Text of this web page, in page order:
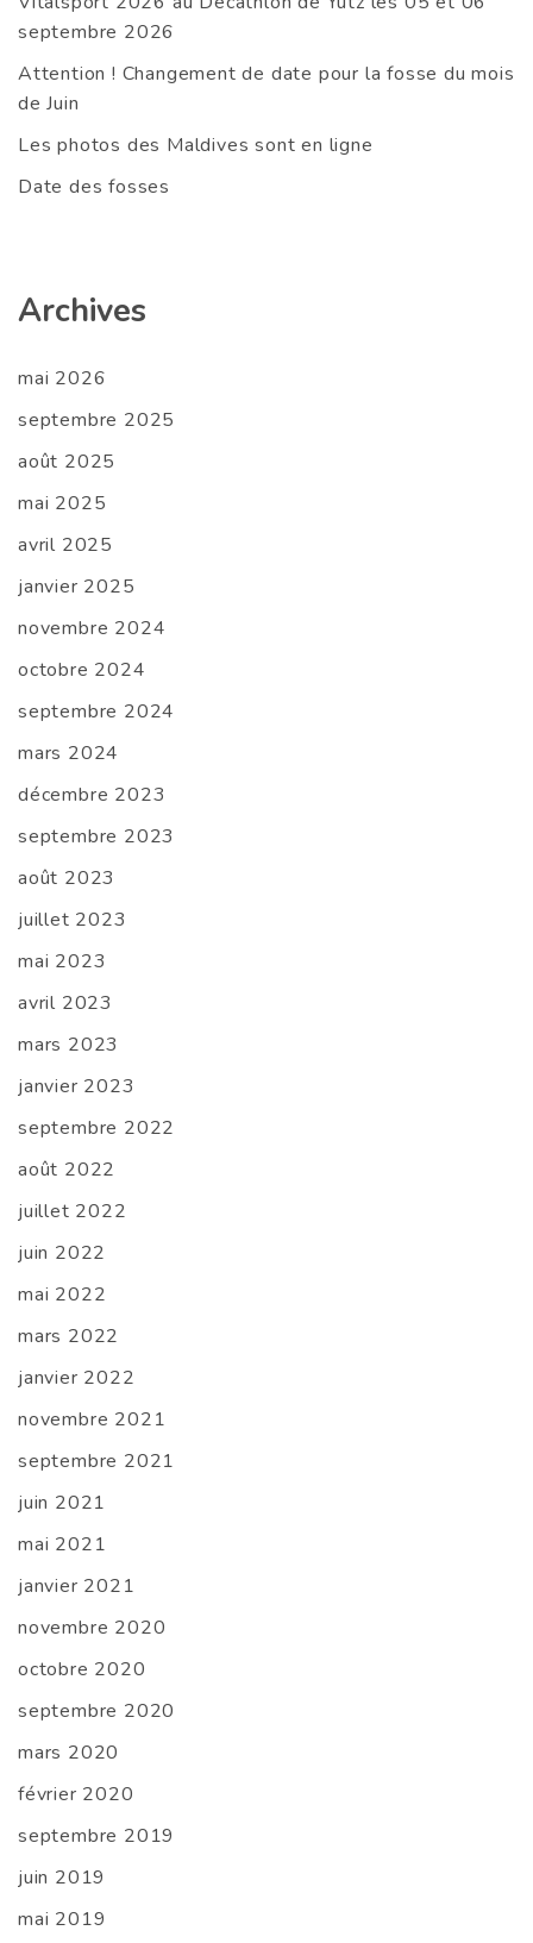
septembre 2026
Attention ! Changement de date pour la fosse du mois
de Juin
Les photos des Maldives sont en ligne
Date des fosses
Archives
mai 2026
septembre 2025
août 2025
mai 2025
avril 2025
janvier 2025
novembre 2024
octobre 2024
septembre 2024
mars 2024
décembre 2023
septembre 2023
août 2023
juillet 2023
mai 2023
avril 2023
mars 2023
janvier 2023
septembre 2022
août 2022
juillet 2022
juin 2022
mai 2022
mars 2022
janvier 2022
novembre 2021
septembre 2021
juin 2021
mai 2021
janvier 2021
novembre 2020
octobre 2020
septembre 2020
mars 2020
février 2020
septembre 2019
juin 2019
mai 2019